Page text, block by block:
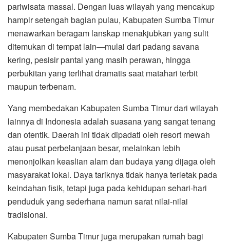
pariwisata massal. Dengan luas wilayah yang mencakup
hampir setengah bagian pulau, Kabupaten Sumba Timur
menawarkan beragam lanskap menakjubkan yang sulit
ditemukan di tempat lain—mulai dari padang savana
kering, pesisir pantai yang masih perawan, hingga
perbukitan yang terlihat dramatis saat matahari terbit
maupun terbenam.
Yang membedakan Kabupaten Sumba Timur dari wilayah
lainnya di Indonesia adalah suasana yang sangat tenang
dan otentik. Daerah ini tidak dipadati oleh resort mewah
atau pusat perbelanjaan besar, melainkan lebih
menonjolkan keaslian alam dan budaya yang dijaga oleh
masyarakat lokal. Daya tariknya tidak hanya terletak pada
keindahan fisik, tetapi juga pada kehidupan sehari-hari
penduduk yang sederhana namun sarat nilai-nilai
tradisional.
Kabupaten Sumba Timur juga merupakan rumah bagi